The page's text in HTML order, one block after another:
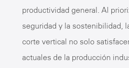
productividad general. Al
seguridad y la sostenibilidad,
corte vertical no solo
actuales de la producción